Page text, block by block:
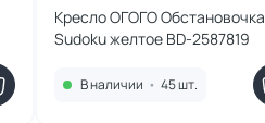
Кресло ОГОГО Обстановочка
Sudoku желтое BD-2587819
В наличии • 45 шт.